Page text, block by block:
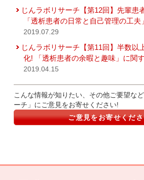
じんラボリサーチ【第12回】先輩患
「透析患者の日常と自己管理の工夫
2019.07.29
じんラボリサーチ【第11回】半数以
化! 「透析患者の余暇と趣味」に関
2019.04.15
こんな情報が知りたい、その他ご要望な
ーチ」にご意見をお寄せください!
ご意見をお寄せくだ